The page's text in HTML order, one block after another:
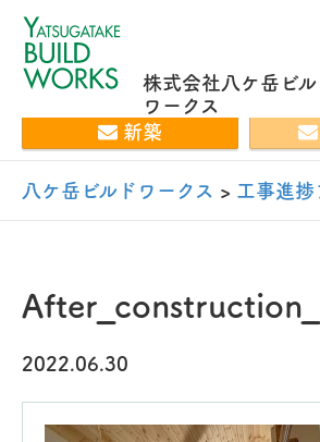
株式会社八ケ岳ビル
ワークス
新築
八ケ岳ビルドワークス > 工事進捗
2022.06.30